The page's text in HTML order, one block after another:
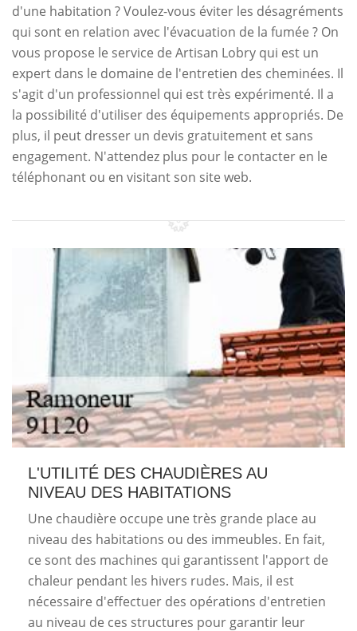
d'une habitation ? Voulez-vous éviter les désagréments
qui sont en relation avec l'évacuation de la fumée ? On
vous propose le service de Artisan Lobry qui est un
expert dans le domaine de l'entretien des cheminées. Il
s'agit d'un professionnel qui est très expérimenté. Il a
la possibilité d'utiliser des équipements appropriés. De
plus, il peut dresser un devis gratuitement et sans
engagement. N'attendez plus pour le contacter en le
téléphonant ou en visitant son site web.
L'UTILITÉ DES CHAUDIÈRES AU
NIVEAU DES HABITATIONS
Une chaudière occupe une très grande place au
niveau des habitations ou des immeubles. En fait,
ce sont des machines qui garantissent l'apport de
chaleur pendant les hivers rudes. Mais, il est
nécessaire d'effectuer des opérations d'entretien
au niveau de ces structures pour garantir leur